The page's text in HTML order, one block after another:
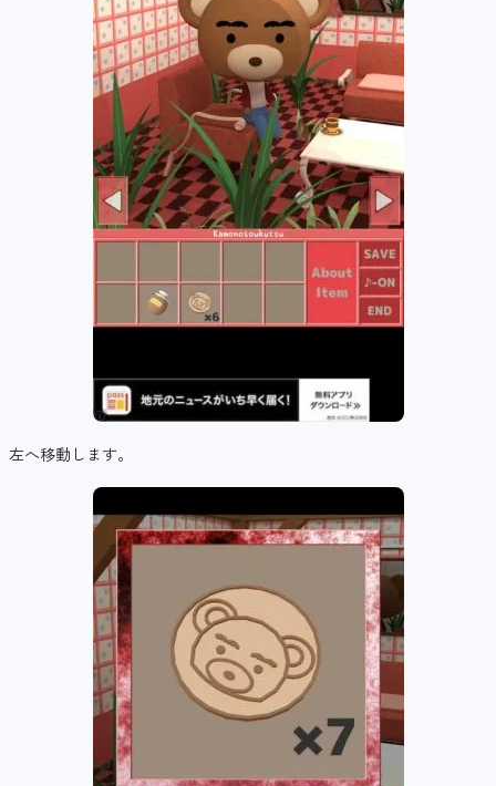
左へ移動します。